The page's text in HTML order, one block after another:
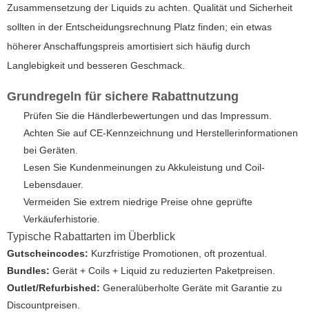
Zusammensetzung der Liquids zu achten. Qualität und Sicherheit
sollten in der Entscheidungsrechnung Platz finden; ein etwas
höherer Anschaffungspreis amortisiert sich häufig durch
Langlebigkeit und besseren Geschmack.
Grundregeln für sichere Rabattnutzung
Prüfen Sie die Händlerbewertungen und das Impressum.
Achten Sie auf CE-Kennzeichnung und Herstellerinformationen
bei Geräten.
Lesen Sie Kundenmeinungen zu Akkuleistung und Coil-
Lebensdauer.
Vermeiden Sie extrem niedrige Preise ohne geprüfte
Verkäuferhistorie.
Typische Rabattarten im Überblick
Gutscheincodes: Kurzfristige Promotionen, oft prozentual.
Bundles: Gerät + Coils + Liquid zu reduzierten Paketpreisen.
Outlet/Refurbished: Generalüberholte Geräte mit Garantie zu
Discountpreisen.